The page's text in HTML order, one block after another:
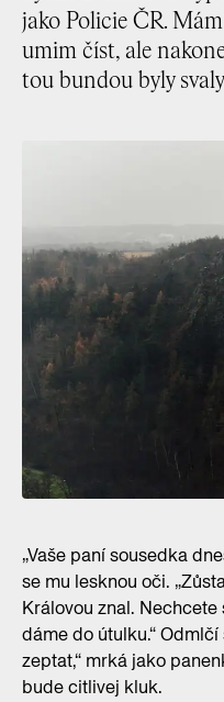
jako Policie ČR.
umim číst, ale
tou bundou byly
„Vaše paní sousedka
se mu lesknou oči.
Královou znal.
dáme do útulku.“
zeptat,“ mrká jako
bude citlivej kluk.